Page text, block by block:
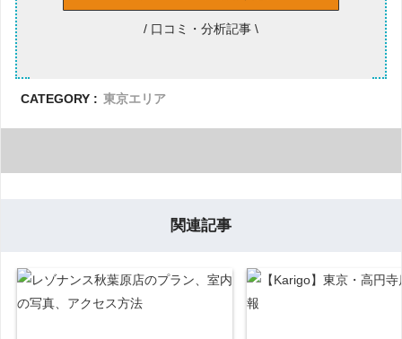
/ 口コミ・分析記事 \
CATEGORY : 東京エリア
関連記事